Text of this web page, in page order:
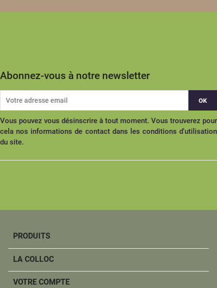
Abonnez-vous à notre newsletter
Vous pouvez vous désinscrire à tout moment. Vous trouverez pour
cela nos informations de contact dans les conditions d'utilisation
du site.
PRODUITS
LA COLLOC
VOTRE COMPTE